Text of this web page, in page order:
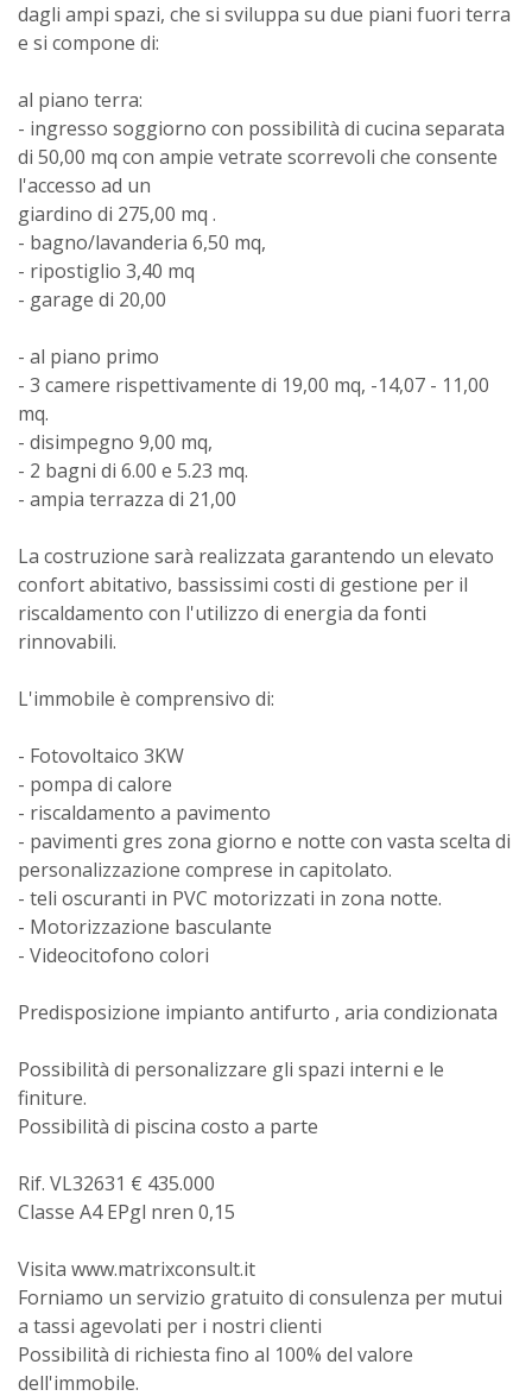
dagli ampi spazi, che si sviluppa su due piani fuori terra
e si compone di:
al piano terra:
- ingresso soggiorno con possibilità di cucina separata
di 50,00 mq con ampie vetrate scorrevoli che consente
l'accesso ad un
giardino di 275,00 mq .
- bagno/lavanderia 6,50 mq,
- ripostiglio 3,40 mq
- garage di 20,00
- al piano primo
- 3 camere rispettivamente di 19,00 mq, -14,07 - 11,00
mq.
- disimpegno 9,00 mq,
- 2 bagni di 6.00 e 5.23 mq.
- ampia terrazza di 21,00
La costruzione sarà realizzata garantendo un elevato
confort abitativo, bassissimi costi di gestione per il
riscaldamento con l'utilizzo di energia da fonti
rinnovabili.
L'immobile è comprensivo di:
- Fotovoltaico 3KW
- pompa di calore
- riscaldamento a pavimento
- pavimenti gres zona giorno e notte con vasta scelta di
personalizzazione comprese in capitolato.
- teli oscuranti in PVC motorizzati in zona notte.
- Motorizzazione basculante
- Videocitofono colori
Predisposizione impianto antifurto , aria condizionata
Possibilità di personalizzare gli spazi interni e le
finiture.
Possibilità di piscina costo a parte
Rif. VL32631 € 435.000
Classe A4 EPgl nren 0,15
Visita www.matrixconsult.it
Forniamo un servizio gratuito di consulenza per mutui
a tassi agevolati per i nostri clienti
Possibilità di richiesta fino al 100% del valore
dell'immobile.